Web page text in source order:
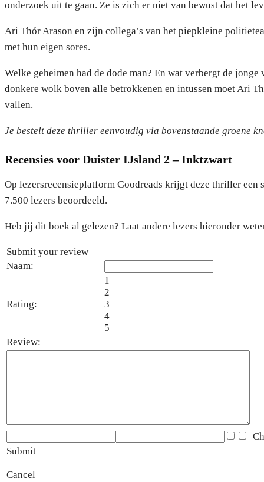
onderzoek uit te gaan. Ze is zich er niet van bewust dat het
Ari Thór Arason en zijn collega’s van het piepkleine
met hun eigen sores.
Welke geheimen had de dode man? En wat verbergt de
donkere wolk boven alle betrokkenen en intussen moet Ari
vallen.
Je bestelt deze thriller eenvoudig via bovenstaande groene
Recensies voor Duister IJsland 2 – Inktzwart
Op lezersrecensieplatform Goodreads krijgt deze thriller een
7.500 lezers beoordeeld.
Heb jij dit boek al gelezen? Laat andere lezers hieronder
Submit your review
Naam:
Rating:
1
2
3
4
5
Review:
Submit
Cancel